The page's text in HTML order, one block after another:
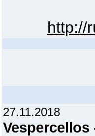
http://
27.11.2018